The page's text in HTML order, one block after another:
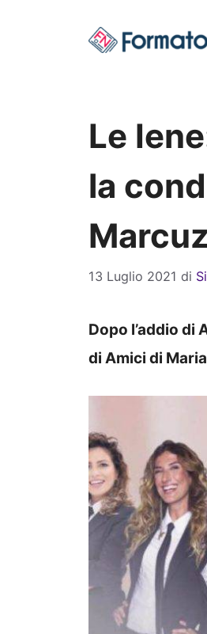
Le
la
13 Luglio 2021 di
Dopo l’addio di
di Amici di